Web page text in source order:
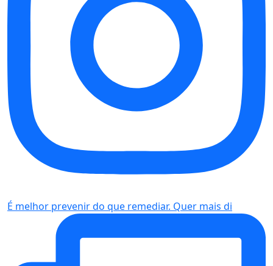
É melhor prevenir do que remediar. Quer mais di